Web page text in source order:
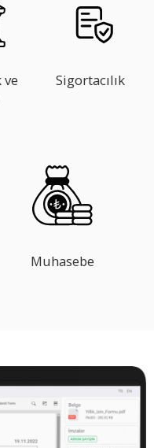
ve
Sigortacılık
Muhasebe
güvenli uçtan uca